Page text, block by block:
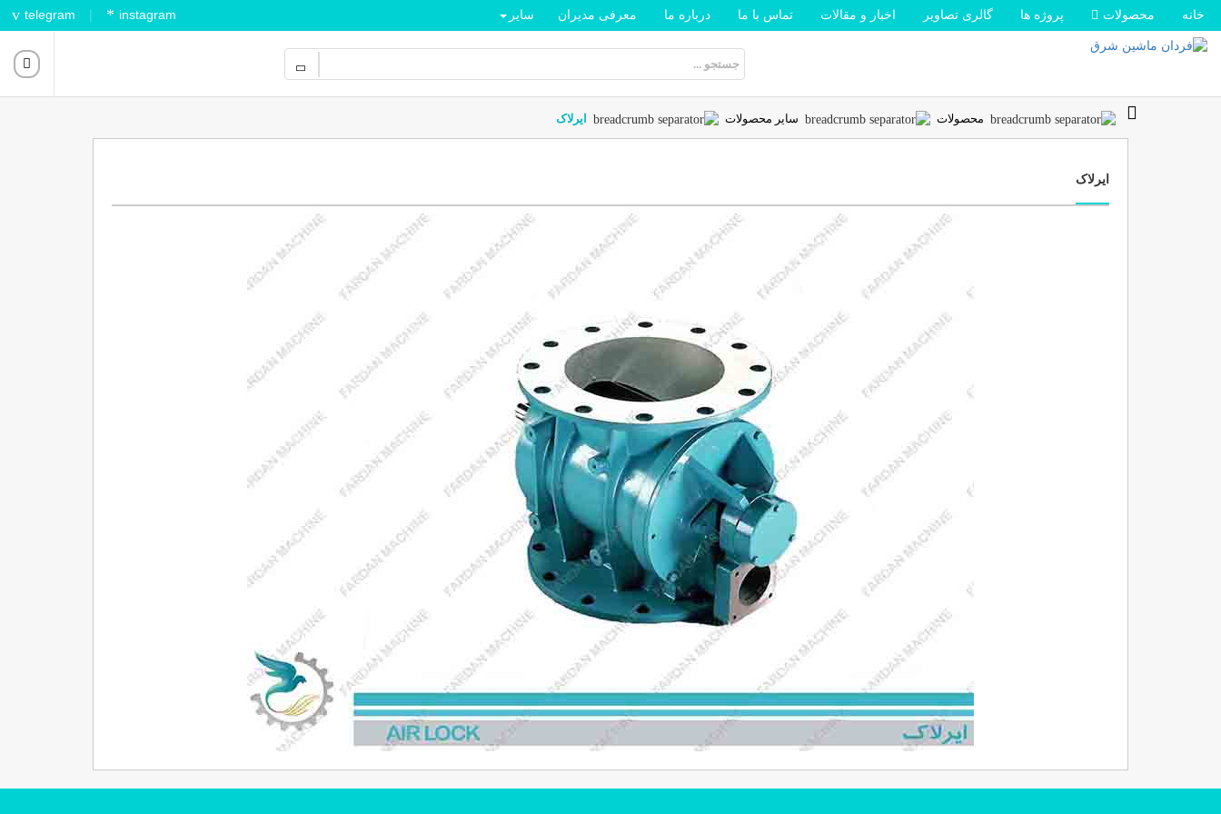
خانه محصولات پروژه ها گالری تصاویر اخبار و مقالات تماس با ما درباره ما معرفی مدیران سایر instagram
telegram
محصولات سایر محصولات ایرلاک
ایرلاک